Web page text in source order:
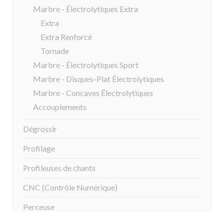
Marbre - Électrolytiques Extra
Extra
Extra Renforcé
Tornade
Marbre - Électrolytiques Sport
Marbre - Disques-Plat Électrolytiques
Marbre - Concaves Électrolytiques
Accouplements
Dégrossir
Profilage
Profileuses de chants
CNC (Contrôle Numérique)
Perceuse